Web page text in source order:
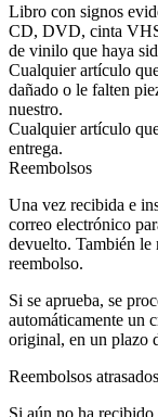
Libro con signos
CD, DVD, cinta
de vinilo que haya
Cualquier artículo
dañado o le falten
nuestro.
Cualquier artículo
entrega.
Reembolsos
Una vez recibida e
correo electrónico
devuelto. También le
reembolso.
Si se aprueba, se
automáticamente un
original, en un plazo
Reembolsos
Si aún no ha